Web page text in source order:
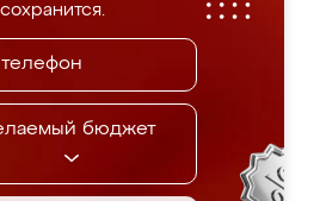
сохранится.
бюджет